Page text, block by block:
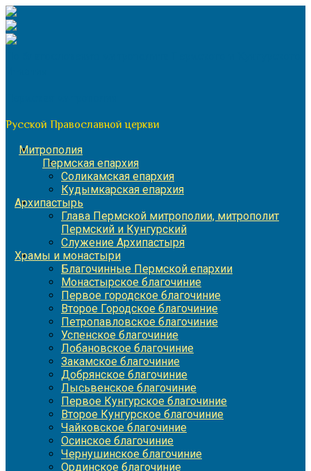
Перейти
к
содержимому
Русской Православной церкви
Митрополия
Пермская епархия
Соликамская епархия
Кудымкарская епархия
Архипастырь
Глава Пермской митрополии, митрополит
Пермский и Кунгурский
Служение Архипастыря
Храмы и монастыри
Благочинные Пермской епархии
Монастырское благочиние
Первое городское благочиние
Второе Городское благочиние
Петропавловское благочиние
Успенское благочиние
Лобановское благочиние
Закамское благочиние
Добрянское благочиние
Лысьвенское благочиние
Первое Кунгурское благочиние
Второе Кунгурское благочиние
Чайковское благочиние
Осинское благочиние
Чернушинское благочиние
Ординское благочиние